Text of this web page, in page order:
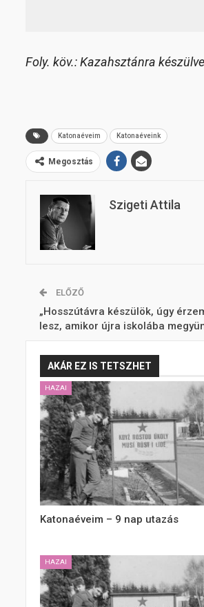
Foly. köv.: Kazahsztánra készülve
Katonaéveim Katonaéveink
Megosztás
Szigeti Attila
ELŐZŐ
„Hosszútávra készülök, úgy
lesz, amikor újra iskolába
AKÁR EZ IS TETSZHET
HAZAI
Katonaéveim – 9 nap utazás
HAZAI